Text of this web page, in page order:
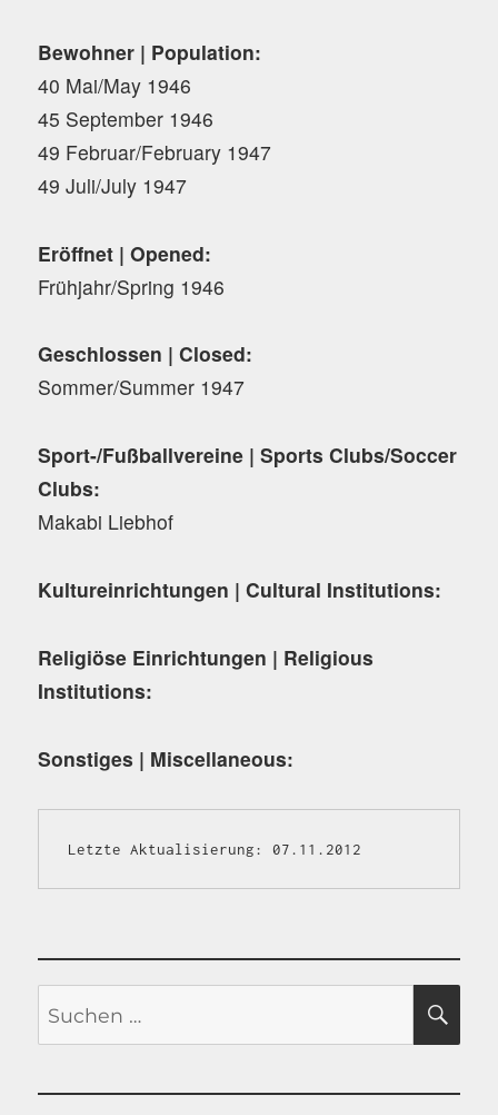
Bewohner | Population:
40 Mai/May 1946
45 September 1946
49 Februar/February 1947
49 Juli/July 1947
Eröffnet | Opened:
Frühjahr/Spring 1946
Geschlossen | Closed:
Sommer/Summer 1947
Sport-/Fußballvereine | Sports Clubs/Soccer
Clubs:
Makabi Liebhof
Kultureinrichtungen | Cultural Institutions:
Religiöse Einrichtungen | Religious
Institutions:
Sonstiges | Miscellaneous:
Letzte Aktualisierung: 07.11.2012
nach: